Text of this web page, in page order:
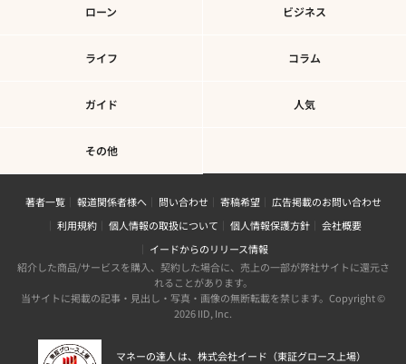
ローン ビジネス
ライフ コラム
ガイド 人気
その他
著者一覧 報道関係者様へ 問い合わせ 寄稿希望
広告掲載のお問い合わせ
利用規約
個人情報の取扱について 個人情報保護方針
会社概要
イードからのリリース情報
紹介した商品/サービスを購入、契約した場合に、売上の一部が弊社サイトに還元さ
れることがあります。
当サイトに掲載の記事・見出し・写真・画像の無断転載を禁じます。Copyright ©
2026 IID, Inc.
マネーの達人 は、株式会社イード（東証グロース上場）